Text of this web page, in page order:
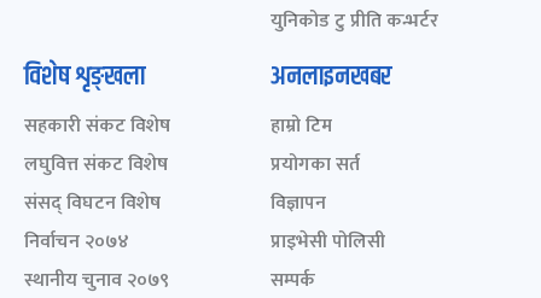
युनिकोड टु प्रीति कन्भर्टर
विशेष शृङ्खला
सहकारी संकट विशेष
लघुवित्त संकट विशेष
संसद् विघटन विशेष
निर्वाचन २०७४
स्थानीय चुनाव २०७९
अनलाइनखबर
हाम्रो टिम
प्रयोगका सर्त
विज्ञापन
प्राइभेसी पोलिसी
सम्पर्क